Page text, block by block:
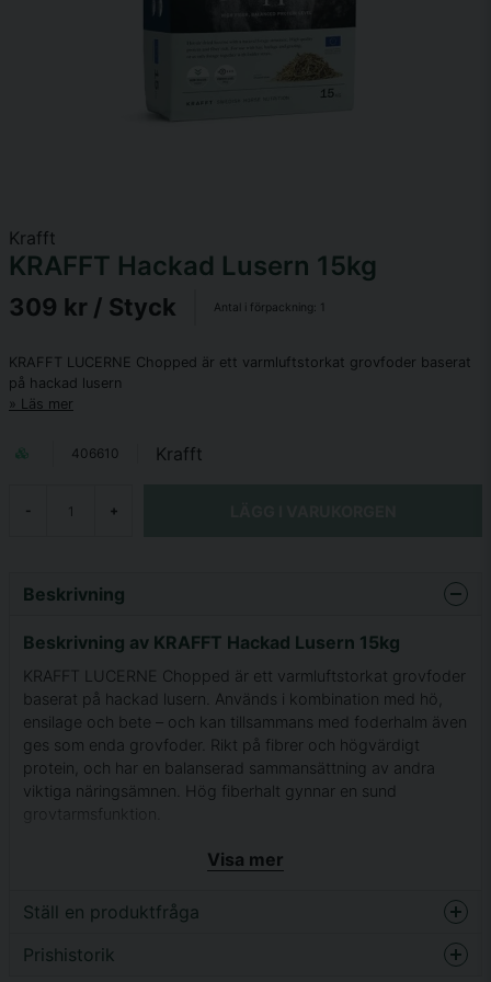
Krafft
KRAFFT Hackad Lusern 15kg
309 kr / Styck Antal i förpackning: 1
KRAFFT LUCERNE Chopped är ett varmluftstorkat grovfoder baserat
på hackad lusern
Läs mer
406610 Krafft
- +
Beskrivning
Beskrivning av KRAFFT Hackad Lusern 15kg
KRAFFT LUCERNE Chopped är ett varmluftstorkat grovfoder
baserat på hackad lusern. Används i kombination med hö,
ensilage och bete – och kan tillsammans med foderhalm även
ges som enda grovfoder. Rikt på fibrer och högvärdigt
protein, och har en balanserad sammansättning av andra
viktiga näringsämnen. Hög fiberhalt gynnar en sund
grovtarmsfunktion.
Utfodra alltid med grovfoder före kraftfoder, och dela gärna
upp kraftfodret på flera utfodringstillfällen per dag.
Rikt på fibrer och högvärdigt protein
GMO fria råvaror, läs mer om GMO
Visa mer
Ställ en produktfråga
question
Prishistorik